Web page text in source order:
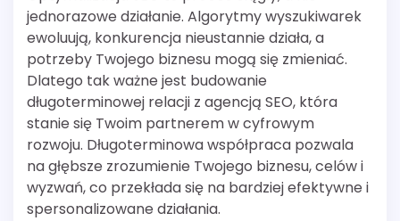
jednorazowe działanie. Algorytmy wyszukiwarek
ewoluują, konkurencja nieustannie działa, a
potrzeby Twojego biznesu mogą się zmieniać.
Dlatego tak ważne jest budowanie
długoterminowej relacji z agencją SEO, która
stanie się Twoim partnerem w cyfrowym
rozwoju. Długoterminowa współpraca pozwala
na głębsze zrozumienie Twojego biznesu, celów i
wyzwań, co przekłada się na bardziej efektywne i
spersonalizowane działania.